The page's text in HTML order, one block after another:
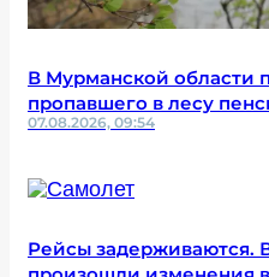
В Мурманской области
пропавшего в лесу
07.08.2026, 09:54
Рейсы задерживаются.